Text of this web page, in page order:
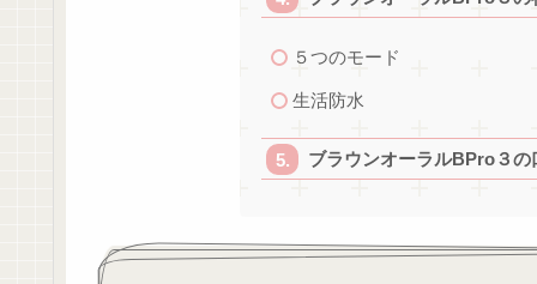
５つのモード
生活防水
ブラウンオーラルBPro３